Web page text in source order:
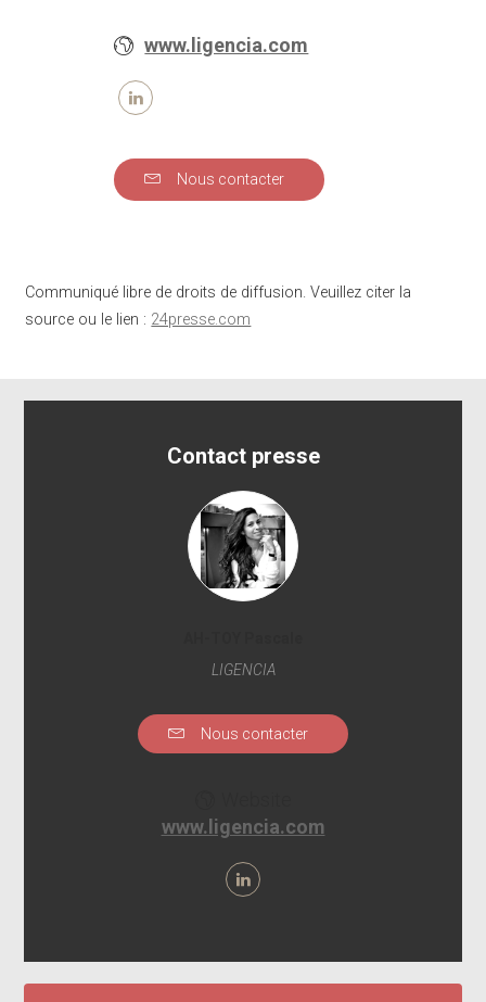
www.ligencia.com
Nous contacter
Communiqué libre de droits de diffusion. Veuillez citer la
source ou le lien : 24presse.com
Contact presse
LIGENCIA
Nous contacter
www.ligencia.com